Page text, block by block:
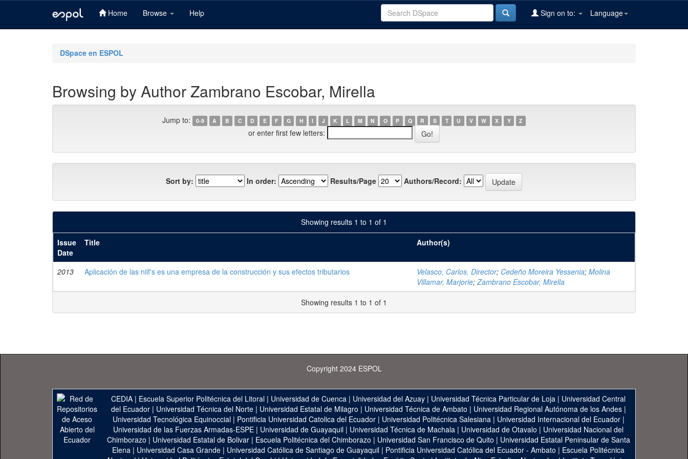
Home Browse Help Language
Sign on to:
DSpace en ESPOL
Browsing by Author Zambrano Escobar, Mirella
Jump to: 0-9 A B C D E F G H I J K L M N O P Q R S T U V W X Y Z
or enter first few letters:
Sort by: In order: Results/Page Authors/Record:
Showing results 1 to 1 of 1
Issue
Date
Title Author(s)
2013 Aplicación de las niif's es una empresa de la construcción y sus efectos tributarios Velasco, Carlos, Director; Cedeño Moreira Yessenia; Molina
Villamar, Marjorie;Zambrano Escobar, Mirella
Showing results 1 to 1 of 1
Copyright 2024 ESPOL
CEDIA | Escuela Superior Politécnica del Litoral | Universidad de Cuenca | Universidad del Azuay | Universidad Técnica Particular de Loja | Universidad Central
del Ecuador| Universidad Técnica del Norte| Universidad Estatal de Milagro | Universidad Técnica de Ambato | Universidad Regional Autónoma de los Andes|
Universidad Tecnológica Equinoccial| Pontificia Universidad Catolica del Ecuador| Universidad Politécnica Salesiana| Universidad Internacional del Ecuador|
Universidad de las Fuerzas Armadas-ESPE | Universidad de Guayaquil | Universidad Técnica de Machala | Universidad de Otavalo | Universidad Nacional del
Chimborazo | Universidad Estatal de Bolivar| Escuela Politécnica del Chimborazo | Universidad San Francisco de Quito | Universidad Estatal Peninsular de Santa
Elena | Universidad Casa Grande | Universidad Católica de Santiago de Guayaquil | Pontificia Universidad Católica del Ecuador - Ambato | Escuela Politécnica